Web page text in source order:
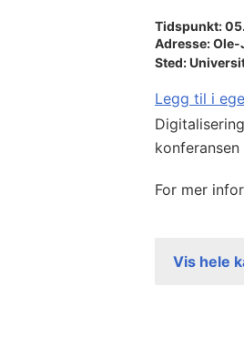
Tidspunkt:
Adresse:Ole-
Sted:
Legg til i
For mer
Vis hele